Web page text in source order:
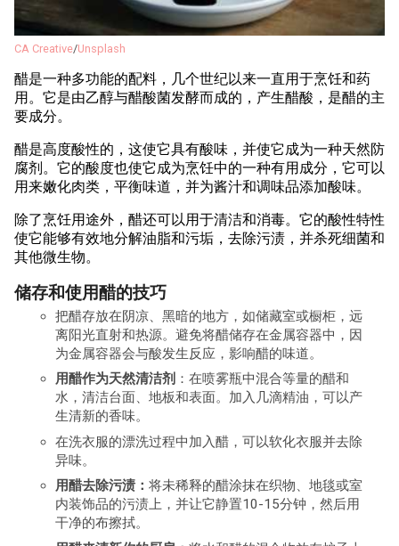
CA Creative/Unsplash
醋是一种多功能的配料，几个世纪以来一直用于烹饪和药
用。它是由乙醇与醋酸菌发酵而成的，产生醋酸，是醋的主
要成分。
醋是高度酸性的，这使它具有酸味，并使它成为一种天然防
腐剂。它的酸度也使它成为烹饪中的一种有用成分，它可以
用来嫩化肉类，平衡味道，并为酱汁和调味品添加酸味。
除了烹饪用途外，醋还可以用于清洁和消毒。它的酸性特性
使它能够有效地分解油脂和污垢，去除污渍，并杀死细菌和
其他微生物。
储存和使用醋的技巧
把醋存放在阴凉、黑暗的地方，如储藏室或橱柜，远
离阳光直射和热源。避免将醋储存在金属容器中，因
为金属容器会与酸发生反应，影响醋的味道。
用醋作为天然清洁剂 ：在喷雾瓶中混合等量的醋和
水，清洁台面、地板和表面。加入几滴精油，可以产
生清新的香味。
在洗衣服的漂洗过程中加入醋，可以软化衣服并去除
异味。
用醋去除污渍： 将未稀释的醋涂抹在织物、地毯或室
内装饰品的污渍上，并让它静置10-15分钟，然后用
干净的布擦拭。